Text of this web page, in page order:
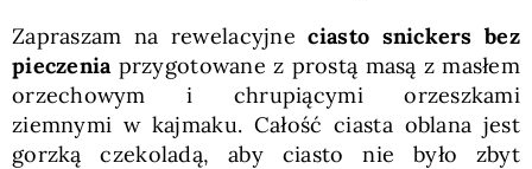
Zapraszam na rewelacyjneciasto snickers bez
pieczeniaprzygotowane z prostą masą z masłem
orzechowym i chrupiącymi orzeszkami
ziemnymi w kajmaku. Całość ciasta oblana jest
gorzką czekoladą, aby ciasto nie było zbyt